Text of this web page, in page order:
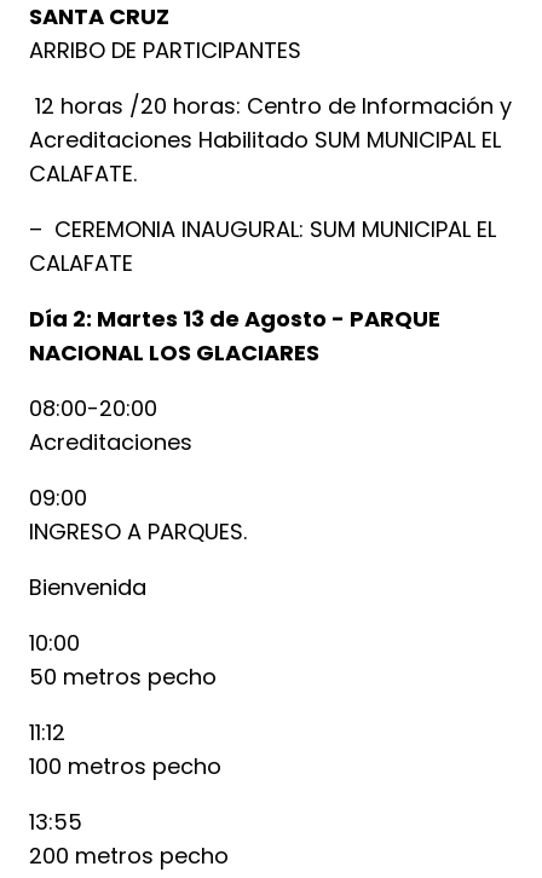
SANTA CRUZ
ARRIBO DE PARTICIPANTES
12 horas /20 horas: Centro de Información y
Acreditaciones Habilitado SUM MUNICIPAL EL
CALAFATE.
– CEREMONIA INAUGURAL: SUM MUNICIPAL EL
CALAFATE
Día 2: Martes 13 de Agosto - PARQUE
NACIONAL LOS GLACIARES
08:00-20:00
Acreditaciones
09:00
INGRESO A PARQUES.
Bienvenida
10:00
50 metros pecho
11:12
100 metros pecho
13:55
200 metros pecho